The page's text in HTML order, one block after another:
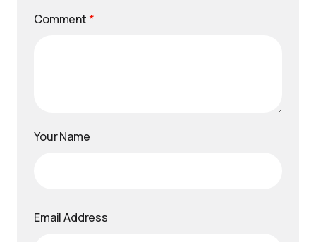
Comment *
Your Name
Email Address